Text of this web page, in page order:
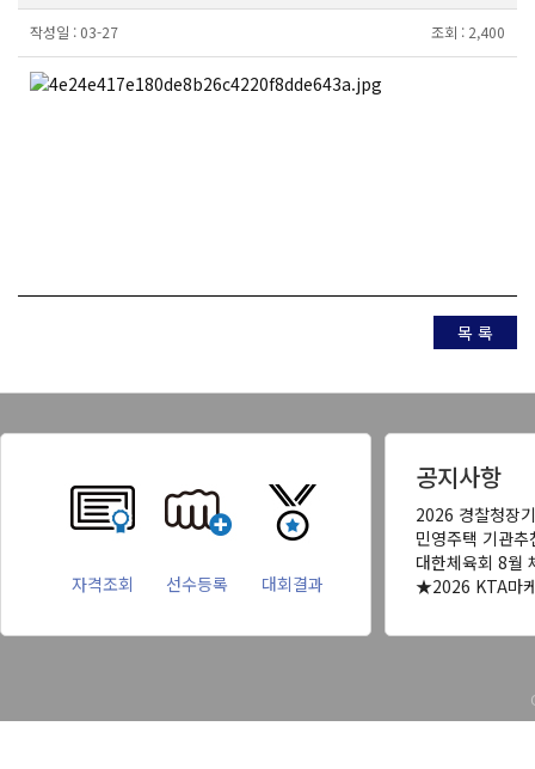
작성일 : 03-27 조회 : 2,400
목 록
자격조회 선수등록 대회결과
공지사항
2026 경찰청장
민영주택 기관
대한체육회 8월
★2026 KTA마